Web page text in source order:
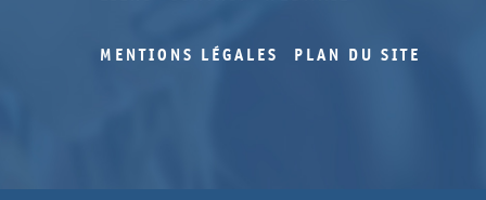
MENTIONS LÉGALES PLAN DU SITE